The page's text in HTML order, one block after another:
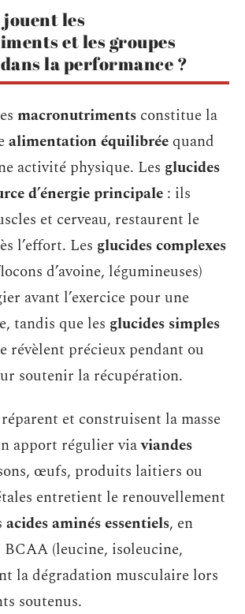
jouent les
et les groupes
la performance ?
macronutriments constitue la
alimentation équilibrée quand
activité physique. Les glucides
d’énergie principale : ils
et cerveau, restaurent le
l’effort. Les glucides complexes
d’avoine, légumineuses)
avant l’exercice pour une
tandis que les glucides simples
révèlent précieux pendant ou
soutenir la récupération.
réparent et construisent la masse
apport régulier viaviandes
œufs, produits laitiers ou
entretient le renouvellement
acides aminés essentiels, en
(leucine, isoleucine,
la dégradation musculaire lors
soutenus.